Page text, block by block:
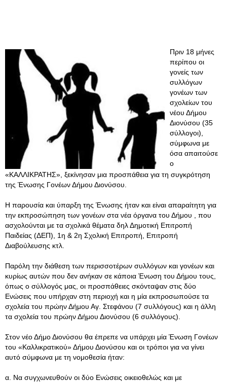
Πριν 18 μήνες
περίπου οι
γονείς των
συλλόγων
γονέων των
σχολείων του
νέου Δήμου
Διονύσου (35
σύλλογοι),
σύμφωνα με
όσα απαιτούσε
ο
«ΚΑΛΛΙΚΡΑΤΗΣ», ξεκίνησαν μια προσπάθεια για τη συγκρότηση
της Ένωσης Γονέων Δήμου Διονύσου.
Η παρουσία και ύπαρξη της Ένωσης ήταν και είναι απαραίτητη για
την εκπροσώπηση των γονέων στα νέα όργανα του Δήμου , που
ασχολούνται με τα σχολικά θέματα δηλ Δημοτική Επιτροπή
Παιδείας (ΔΕΠ), 1η & 2η Σχολική Επιτροπή, Επιτροπή
Διαβούλευσης κτλ.
Παρόλη την διάθεση των περισσοτέρων συλλόγων και γονέων και
κυρίως αυτών που δεν ανήκαν σε κάποια Ένωση του Δήμου τους,
όπως ο σύλλογός μας, οι προσπάθειες σκόνταψαν στις δύο
Ενώσεις που υπήρχαν στη περιοχή και η μία εκπροσωπούσε τα
σχολεία του πρώην Δήμου Αγ. Στεφάνου (7 συλλόγους) και η άλλη
τα σχολεία του πρώην Δήμου Διονύσου (6 συλλόγους).
Στον νέο Δήμο Διονύσου θα έπρεπε να υπάρχει μία Ένωση Γονέων
του «Καλλικρατικού» Δήμου Διονύσου και οι τρόποι για να γίνει
αυτό σύμφωνα με τη νομοθεσία ήταν:
α. Να συγχωνευθούν οι δύο Ενώσεις οικειοθελώς και με